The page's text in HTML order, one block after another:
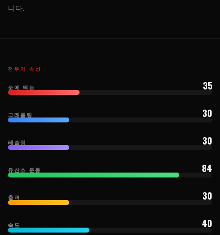
니다.
전투기 속성
눈에 띄는 35
그래플링 30
레슬링 30
유산소 운동 84
출력 30
속도 40